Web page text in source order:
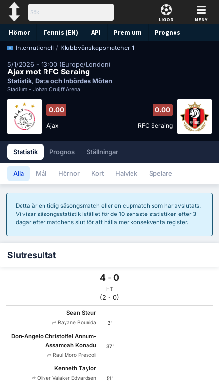
LIGOR MENY
Hörnor Tennis (EN) API Premium Prognos
Internationell / Klubbvänskapsmatcher 1
5/1/2026 - 13:00 (Europe/London)
Ajax mot RFC Seraing
Statistik, Data och Inbördes Möten
Stadium - Johan Cruijff Arena
0.00
Ajax
0.00
RFC Seraing
Statistik Prognos Ställningar
Alla Mål Hörnor Kort Halvlek Spelare
Detta är en tidig säsongsmatch eller en cupmatch som har avslutats.
Vi visar säsongsstatistik istället för de 10 senaste statistiken efter 3
dagar efter matchens slut för att hålla mer konsekventa register.
Slutresultat
4 - 0
HT
(2 - 0)
Sean Steur
Rayane Bounida 2'
Don-Angelo Christoffel Annum-
Assamoah Konadu
Raul Moro Prescoli
37'
Kenneth Taylor
Oliver Valaker Edvardsen 51'